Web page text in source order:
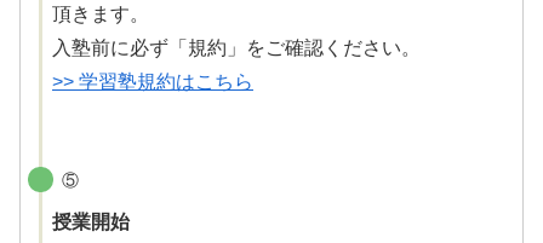
頂きます。
入塾前に必ず「規約」をご確認ください。
>> 学習塾規約はこちら
⑤
授業開始